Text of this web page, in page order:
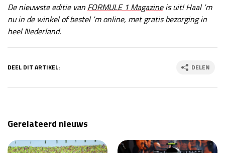
De nieuwste editie van FORMULE 1 Magazineis uit! Haal ‘m
nu in de winkel of bestel ‘m online, met gratis bezorging in
heel Nederland.
DEEL DIT ARTIKEL: DELEN
Gerelateerd nieuws